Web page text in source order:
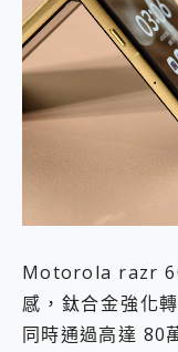
Motorola razr
感，鈦合金強化
同時通過高達 80